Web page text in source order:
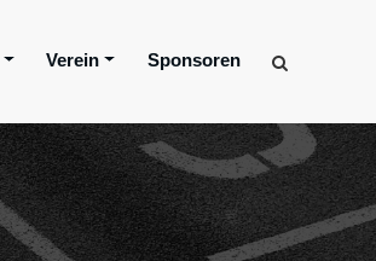
Verein Sponsoren